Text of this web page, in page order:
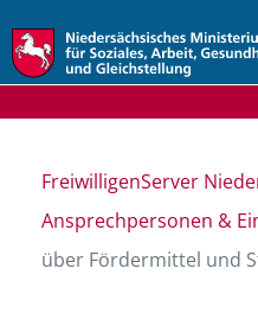
FreiwilligenServer
Ansprechpersonen &
über Fördermittel und